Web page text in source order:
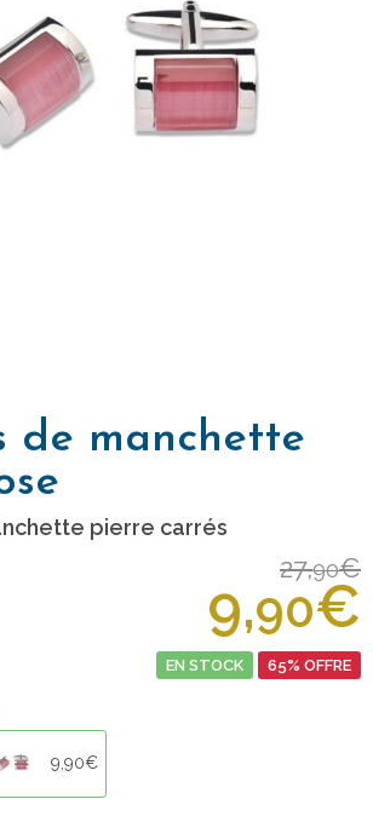
de manchette
pierre carrés
27,90€
9,90€
EN STOCK 65% OFFRE
9,90€